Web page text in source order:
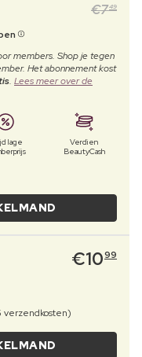
€749
members. Shop je tegen
Het abonnement kost
. Lees meer over de
lage
Verdien
BeautyCash
€1099
verzendkosten)